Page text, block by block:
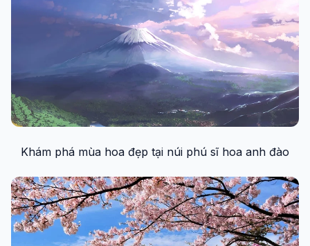
Khám phá mùa hoa đẹp tại núi phú sĩ hoa anh đào